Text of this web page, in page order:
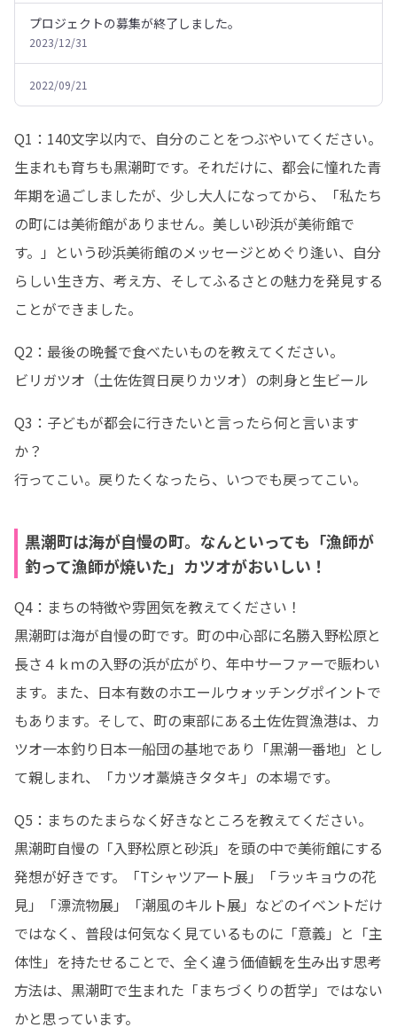
プロジェクトの募集が終了しました。
2023/12/31
2022/09/21
Q1：140文字以内で、自分のことをつぶやいてください。
生まれも育ちも黒潮町です。それだけに、都会に憧れた青
年期を過ごしましたが、少し大人になってから、「私たち
の町には美術館がありません。美しい砂浜が美術館で
す。」という砂浜美術館のメッセージとめぐり逢い、自分
らしい生き方、考え方、そしてふるさとの魅力を発見する
ことができました。
Q2：最後の晩餐で食べたいものを教えてください。
ビリガツオ（土佐佐賀日戻りカツオ）の刺身と生ビール
Q3：子どもが都会に行きたいと言ったら何と言います
か？
行ってこい。戻りたくなったら、いつでも戻ってこい。
黒潮町は海が自慢の町。なんといっても「漁師が
釣って漁師が焼いた」カツオがおいしい！
Q4：まちの特徴や雰囲気を教えてください！
黒潮町は海が自慢の町です。町の中心部に名勝入野松原と
長さ４ｋｍの入野の浜が広がり、年中サーファーで賑わい
ます。また、日本有数のホエールウォッチングポイントで
もあります。そして、町の東部にある土佐佐賀漁港は、カ
ツオ一本釣り日本一船団の基地であり「黒潮一番地」とし
て親しまれ、「カツオ藁焼きタタキ」の本場です。
Q5：まちのたまらなく好きなところを教えてください。
黒潮町自慢の「入野松原と砂浜」を頭の中で美術館にする
発想が好きです。「Tシャツアート展」「ラッキョウの花
見」「漂流物展」「潮風のキルト展」などのイベントだけ
ではなく、普段は何気なく見ているものに「意義」と「主
体性」を持たせることで、全く違う価値観を生み出す思考
方法は、黒潮町で生まれた「まちづくりの哲学」ではない
かと思っています。